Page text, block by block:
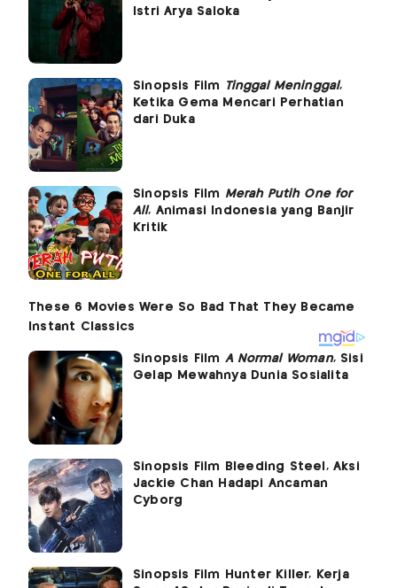
Istri Arya Saloka
Sinopsis Film Tinggal Meninggal,
Ketika Gema Mencari Perhatian
dari Duka
Sinopsis Film Merah Putih One for
All, Animasi Indonesia yang Banjir
Kritik
Sinopsis Film A Normal Woman, Sisi
Gelap Mewahnya Dunia Sosialita
Sinopsis Film Bleeding Steel, Aksi
Jackie Chan Hadapi Ancaman
Cyborg
Sinopsis Film Hunter Killer, Kerja